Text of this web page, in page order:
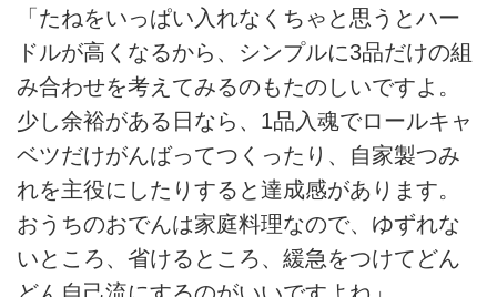
「たねをいっぱい入れなくちゃと思うとハー
ドルが高くなるから、シンプルに3品だけの組
み合わせを考えてみるのもたのしいですよ。
少し余裕がある日なら、1品入魂でロールキャ
ベツだけがんばってつくったり、自家製つみ
れを主役にしたりすると達成感があります。
おうちのおでんは家庭料理なので、ゆずれな
いところ、省けるところ、緩急をつけてどん
どん自己流にするのがいいですよね」